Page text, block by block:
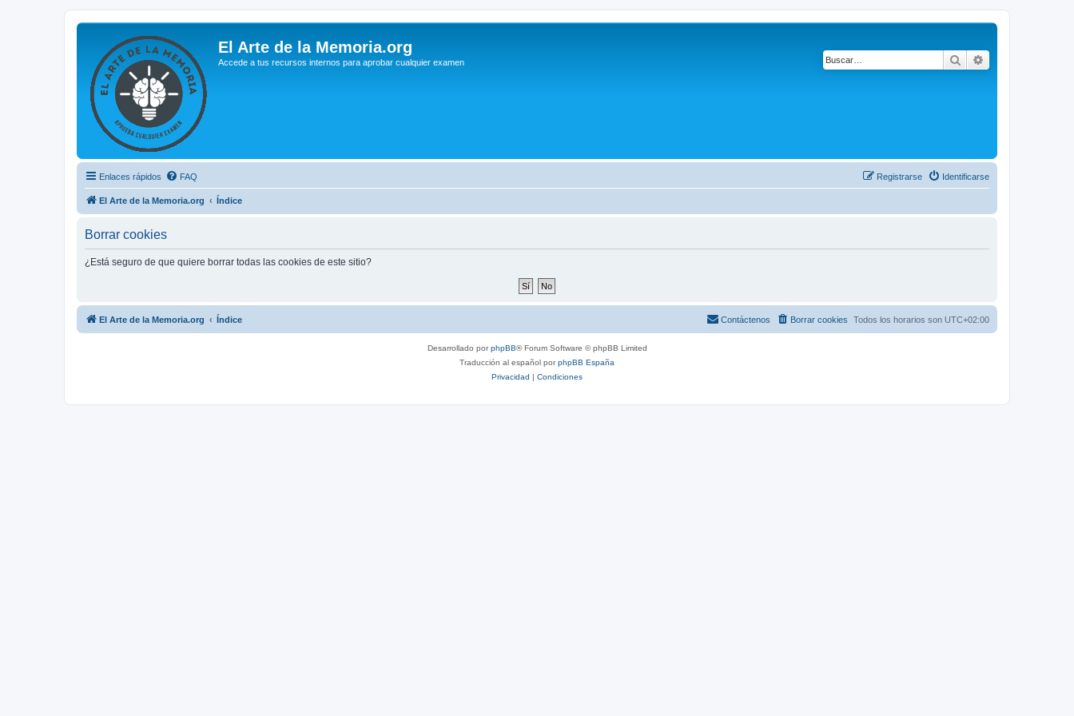
El Arte de la Memoria.org
Accede a tus recursos internos para aprobar cualquier examen Buscar
Enlaces rápidos FAQ Identificarse
Registrarse
El Arte de la Memoria.org Índice
Borrar cookies
¿Está seguro de que quiere borrar todas las cookies de este sitio?
El Arte de la Memoria.org Índice Todos los horarios son UTC+02:00
Borrar cookies
Contáctenos
Desarrollado porphpBB® Forum Software © phpBB Limited
Traducción al español porphpBB España
Privacidad | Condiciones